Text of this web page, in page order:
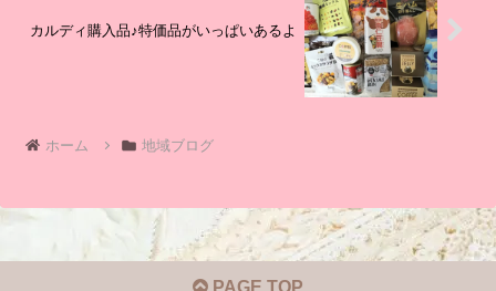
カルディ購入品♪特価品がいっぱいあるよ
ホーム 地域ブログ
PAGE TOP